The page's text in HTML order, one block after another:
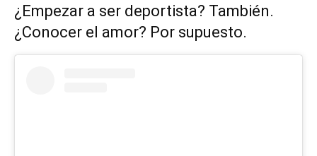
¿Empezar a ser deportista? También.
¿Conocer el amor? Por supuesto.